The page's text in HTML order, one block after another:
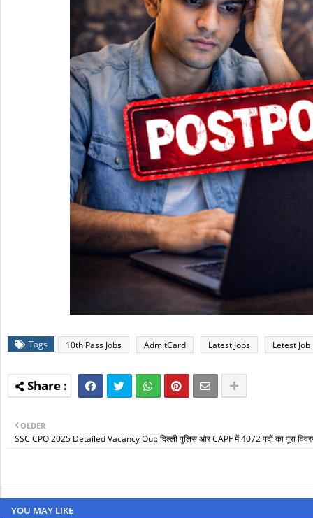
Tags 10th Pass Jobs AdmitCard Latest Jobs Letest Job
OLDER
SSC CPO 2025 Detailed Vacancy Out: दिल्ली पुलिस और CAPF में 4072 पदों का पूरा
YOU MAY LIKE